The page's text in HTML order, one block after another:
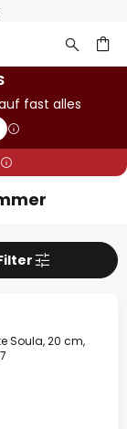
fast alles
Soula, 20 cm,